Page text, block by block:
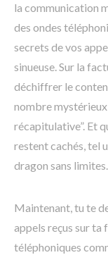
la communication
des ondes
secrets de vos
sinueuse. Sur la
déchiffrer le
nombre mystérieux
récapitulative”. Et
restent cachés, tel
dragon sans limites.
Maintenant, tu te
appels reçus sur ta
téléphoniques